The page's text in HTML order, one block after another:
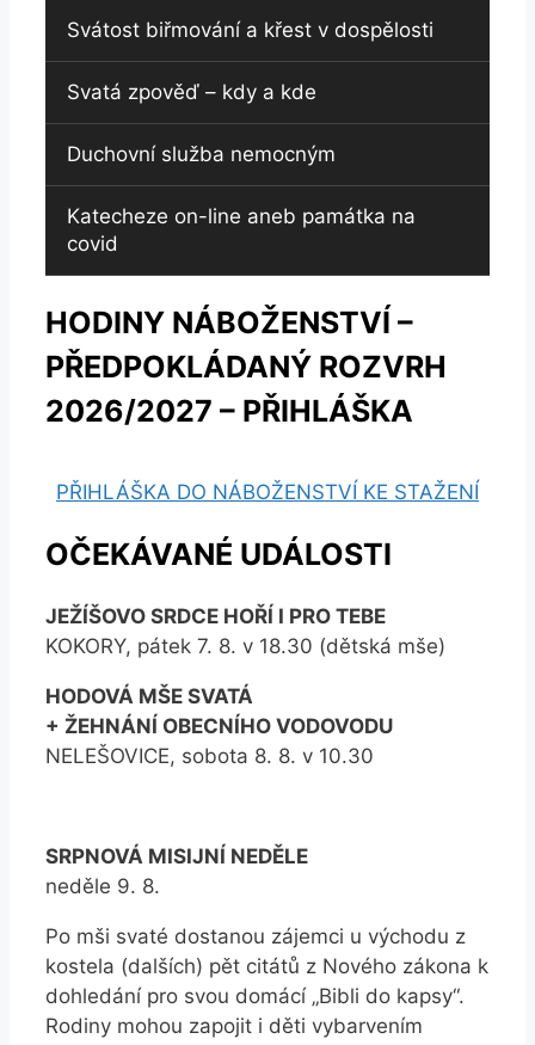
Svátost biřmování a křest v dospělosti
Svatá zpověď – kdy a kde
Duchovní služba nemocným
Katecheze on-line aneb památka na
covid
HODINY NÁBOŽENSTVÍ –
PŘEDPOKLÁDANÝ ROZVRH
2026/2027 – PŘIHLÁŠKA
PŘIHLÁŠKA DO NÁBOŽENSTVÍ KE STAŽENÍ
OČEKÁVANÉ UDÁLOSTI
JEŽÍŠOVO SRDCE HOŘÍ I PRO TEBE
KOKORY, pátek 7. 8. v 18.30 (dětská mše)
HODOVÁ MŠE SVATÁ
+ ŽEHNÁNÍ OBECNÍHO VODOVODU
NELEŠOVICE, sobota 8. 8. v 10.30
SRPNOVÁ MISIJNÍ NEDĚLE
neděle 9. 8.
Po mši svaté dostanou zájemci u východu z
kostela (dalších) pět citátů z Nového zákona k
dohledání pro svou domácí „Bibli do kapsy“.
Rodiny mohou zapojit i děti vybarvením